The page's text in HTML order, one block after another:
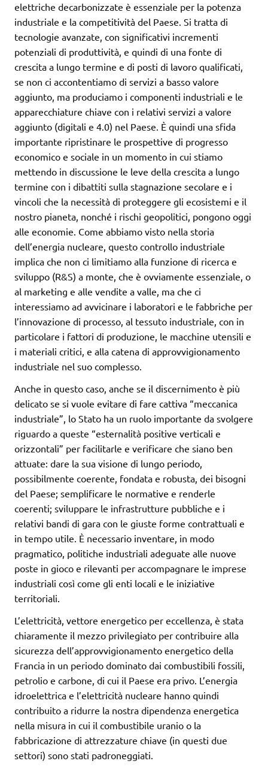
elettriche decarbonizzate è essenziale per la potenza
industriale e la competitività del Paese. Si tratta di
tecnologie avanzate, con significativi incrementi
potenziali di produttività, e quindi di una fonte di
crescita a lungo termine e di posti di lavoro qualificati,
se non ci accontentiamo di servizi a basso valore
aggiunto, ma produciamo i componenti industriali e le
apparecchiature chiave con i relativi servizi a valore
aggiunto (digitali e 4.0) nel Paese. È quindi una sfida
importante ripristinare le prospettive di progresso
economico e sociale in un momento in cui stiamo
mettendo in discussione le leve della crescita a lungo
termine con i dibattiti sulla stagnazione secolare e i
vincoli che la necessità di proteggere gli ecosistemi e il
nostro pianeta, nonché i rischi geopolitici, pongono oggi
alle economie. Come abbiamo visto nella storia
dell’energia nucleare, questo controllo industriale
implica che non ci limitiamo alla funzione di ricerca e
sviluppo (R&S) a monte, che è ovviamente essenziale, o
al marketing e alle vendite a valle, ma che ci
interessiamo ad avvicinare i laboratori e le fabbriche per
l’innovazione di processo, al tessuto industriale, con in
particolare i fattori di produzione, le macchine utensili e
i materiali critici, e alla catena di approvvigionamento
industriale nel suo complesso.
Anche in questo caso, anche se il discernimento è più
delicato se si vuole evitare di fare cattiva “meccanica
industriale”, lo Stato ha un ruolo importante da svolgere
riguardo a queste “esternalità positive verticali e
orizzontali” per facilitarle e verificare che siano ben
attuate: dare la sua visione di lungo periodo,
possibilmente coerente, fondata e robusta, dei bisogni
del Paese; semplificare le normative e renderle
coerenti; sviluppare le infrastrutture pubbliche e i
relativi bandi di gara con le giuste forme contrattuali e
in tempo utile. È necessario inventare, in modo
pragmatico, politiche industriali adeguate alle nuove
poste in gioco e rilevanti per accompagnare le imprese
industriali così come gli enti locali e le iniziative
territoriali.
L’elettricità, vettore energetico per eccellenza, è stata
chiaramente il mezzo privilegiato per contribuire alla
sicurezza dell’approvvigionamento energetico della
Francia in un periodo dominato dai combustibili fossili,
petrolio e carbone, di cui il Paese era privo. L’energia
idroelettrica e l’elettricità nucleare hanno quindi
contribuito a ridurre la nostra dipendenza energetica
nella misura in cui il combustibile uranio o la
fabbricazione di attrezzature chiave (in questi due
settori) sono stati padroneggiati.